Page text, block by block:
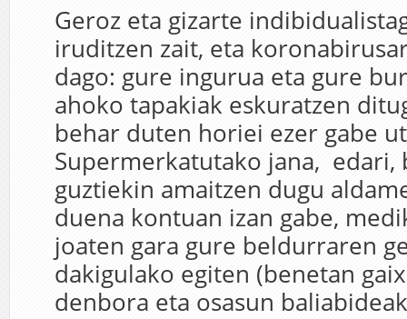
Geroz eta gizarte
iruditzen zait, eta
dago: gure ingurua eta gure
ahoko tapakiak eskuratzen
behar duten horiei ezer gabe
Supermerkatutako jana, edari,
guztiekin amaitzen dugu
duena kontuan izan gabe,
joaten gara gure beldurraren
dakigulako egiten (benetan
denbora eta osasun